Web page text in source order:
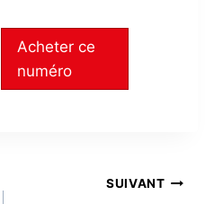
Acheter ce
numéro
SUIVANT